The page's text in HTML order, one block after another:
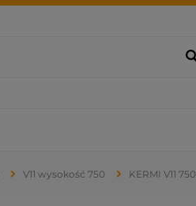
V11 wysokość 750 KERMI V11